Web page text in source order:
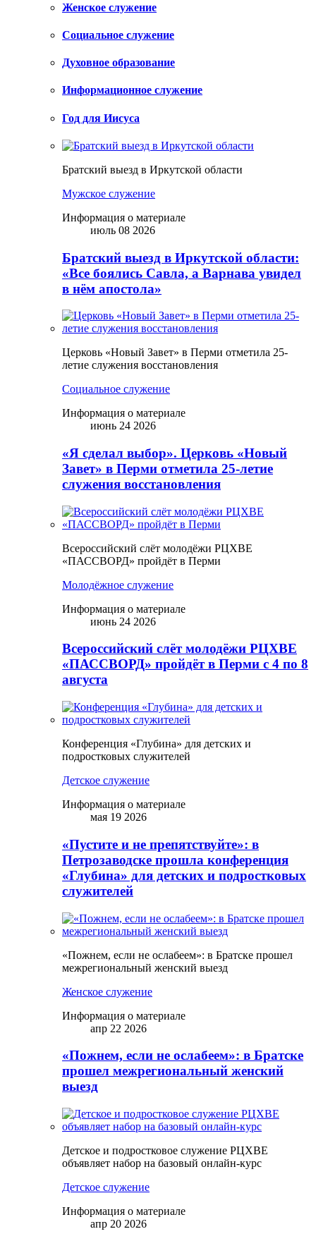
Женское служение
Социальное служение
Духовное образование
Информационное служение
Год для Иисуса
Братский выезд в Иркутской области
Мужское служение
Информация о материале
июль 08 2026
Братский выезд в Иркутской области:
«Все боялись Савла, а Варнава увидел
в нём апостола»
Церковь «Новый Завет» в Перми отметила 25-
летие служения восстановления
Социальное служение
Информация о материале
июнь 24 2026
«Я сделал выбор». Церковь «Новый
Завет» в Перми отметила 25-летие
служения восстановления
Всероссийский слёт молодёжи РЦХВЕ
«ПАССВОРД» пройдёт в Перми
Молодёжное служение
Информация о материале
июнь 24 2026
Всероссийский слёт молодёжи РЦХВЕ
«ПАССВОРД» пройдёт в Перми с 4 по 8
августа
Конференция «Глубина» для детских и
подростковых служителей
Детское служение
Информация о материале
мая 19 2026
«Пустите и не препятствуйте»: в
Петрозаводске прошла конференция
«Глубина» для детских и подростковых
служителей
«Пожнем, если не ослабеем»: в Братске прошел
межрегиональный женский выезд
Женское служение
Информация о материале
апр 22 2026
«Пожнем, если не ослабеем»: в Братске
прошел межрегиональный женский
выезд
Детское и подростковое служение РЦХВЕ
объявляет набор на базовый онлайн-курс
Детское служение
Информация о материале
апр 20 2026